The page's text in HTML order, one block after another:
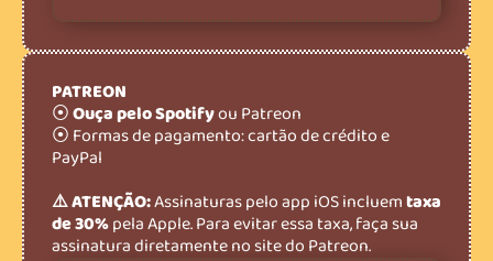
PATREON
⦿Ouça pelo Spotifyou Patreon
⦿ Formas de pagamento: cartão de crédito e
PayPal
⚠️ ATENÇÃO:Assinaturas pelo app iOS incluemtaxa
de 30%pela Apple. Para evitar essa taxa, faça sua
assinatura diretamente no site do Patreon.